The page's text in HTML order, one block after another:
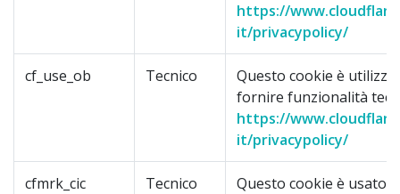
https://
it/privacypolicy/
cf_use_ob Tecnico
Questo cookie è
fornire funzionalità
https://
it/privacypolicy/
cfmrk_cic Tecnico
Questo cookie è usato